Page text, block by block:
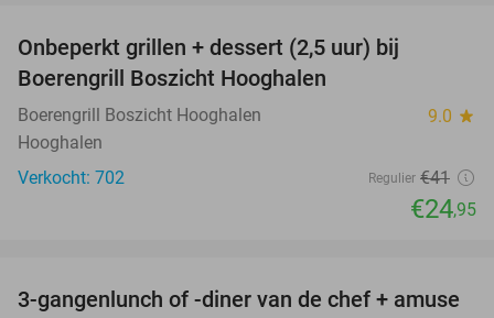
Onbeperkt grillen + dessert (2,5 uur) bij
Boerengrill Boszicht Hooghalen
Boerengrill Boszicht Hooghalen 9.0 star
Hooghalen
Verkocht: 702
Regulier €41
€24,95
31%
3-gangenlunch of -diner van de chef + amuse